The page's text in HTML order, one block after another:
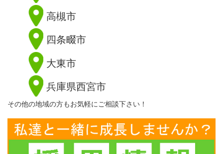
高槻市
四条畷市
大東市
兵庫県西宮市
その他の地域の方もお気軽にご相談下さい！